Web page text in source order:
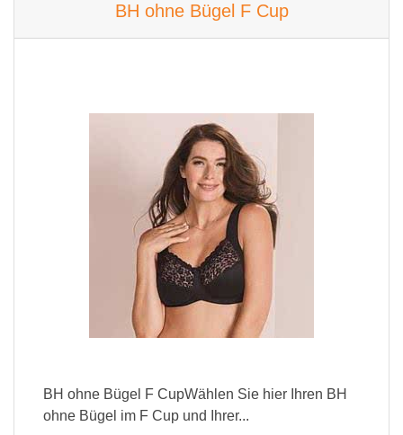
BH ohne Bügel F Cup
BH ohne Bügel F CupWählen Sie hier Ihren BH
ohne Bügel im F Cup und Ihrer...